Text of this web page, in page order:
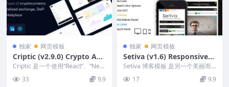
独家 网页模板
Criptic (v2.9.0) Crypto Ad
min Dashboard React Nex
Criptic 是一个使用“React”、“Next
33 9.9
独家 网页模板
Setiva (v1.6) Responsive
Magazine Blogger Templa
Setiva 博客模板 是另一个美丽而
现代的博客模板。它基于干净清新
的平面色彩，...
17 9.9